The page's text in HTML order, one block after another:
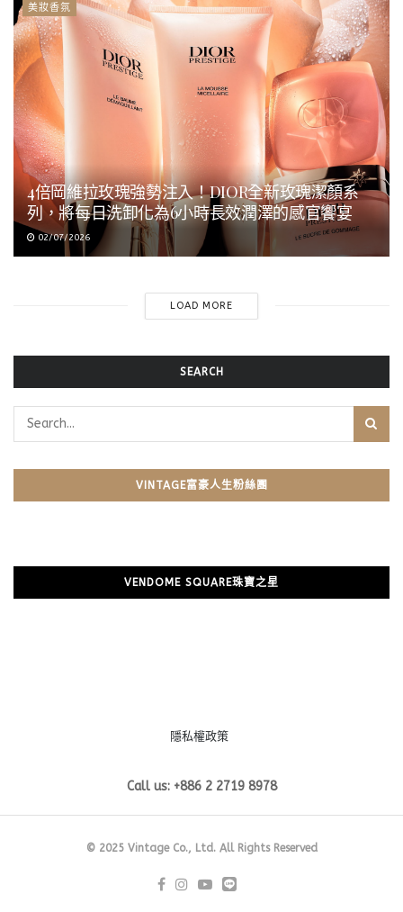
美妝香氛
4倍岡維拉玫瑰強勢注入！DIOR全新玫瑰潔顏系
列，將每日洗卸化為6小時長效潤澤的感官饗宴
02/07/2026
LOAD MORE
SEARCH
VINTAGE富豪人生粉絲團
VENDOME SQUARE珠寶之星
隱私權政策
Call us: +886 2 2719 8978
© 2025 Vintage Co., Ltd. All Rights Reserved